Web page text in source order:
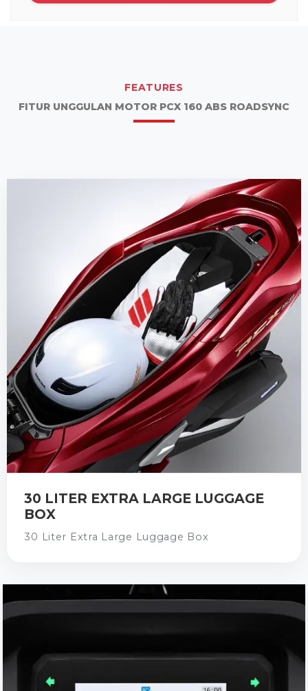
FEATURES
FITUR UNGGULAN MOTOR PCX 160 ABS ROADSYNC
30 LITER EXTRA LARGE LUGGAGE
BOX
30 Liter Extra Large Luggage Box